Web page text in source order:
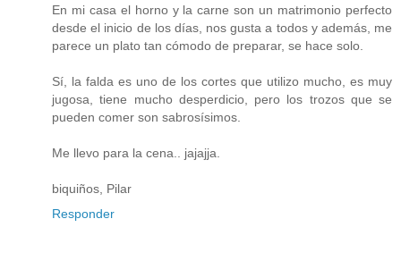
En mi casa el horno y la carne son un matrimonio perfecto
desde el inicio de los días, nos gusta a todos y además, me
parece un plato tan cómodo de preparar, se hace solo.
Sí, la falda es uno de los cortes que utilizo mucho, es muy
jugosa, tiene mucho desperdicio, pero los trozos que se
pueden comer son sabrosísimos.
Me llevo para la cena.. jajajja.
biquiños, Pilar
Responder